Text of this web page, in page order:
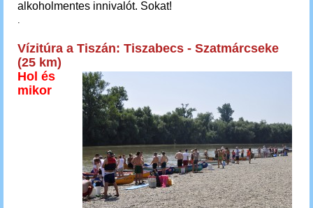
alkoholmentes innivalót. Sokat!
.
Vízitúra a Tiszán: Tiszabecs - Szatmárcseke
(25 km)
Hol és
mikor